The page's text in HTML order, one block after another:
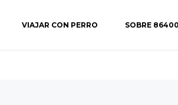
VIAJAR CON PERRO SOBRE 86400